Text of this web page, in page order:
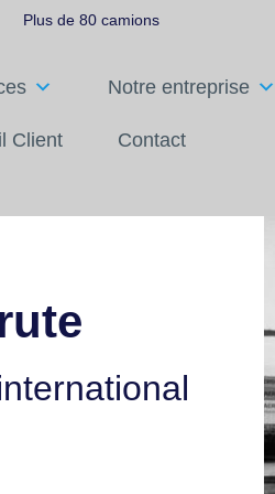
Plus de 80 camions
Notre entreprise
Client Contact